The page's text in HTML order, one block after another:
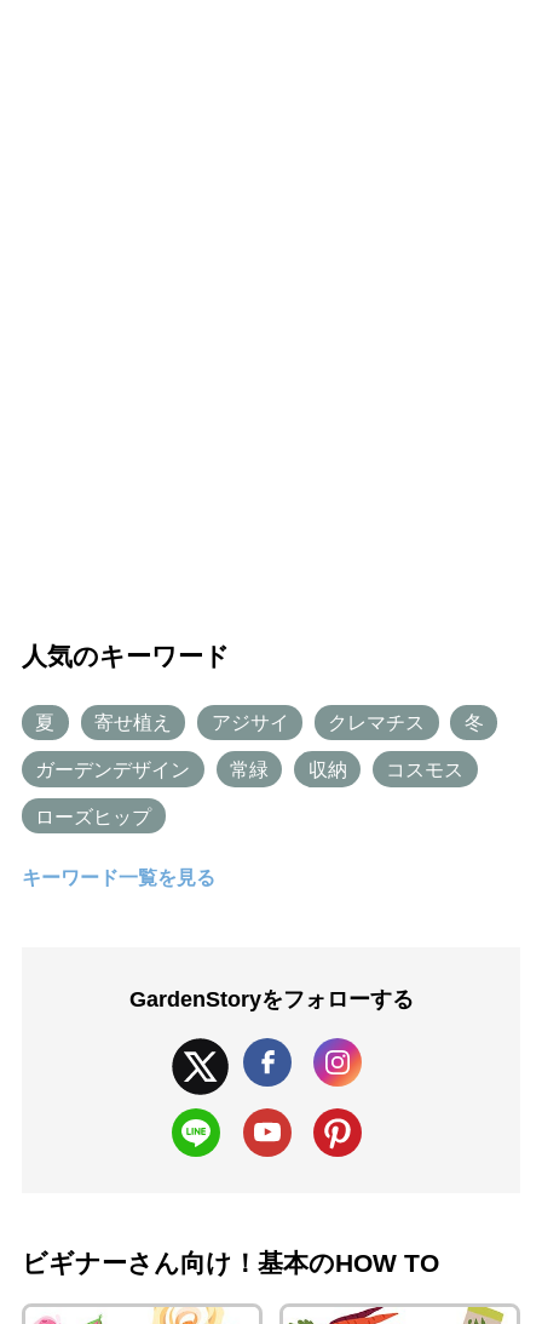
人気のキーワード
夏 寄せ植え アジサイ クレマチス 冬
ガーデンデザイン 常緑 収納 コスモス
ローズヒップ
キーワード一覧を見る
GardenStoryをフォローする
ビギナーさん向け！基本のHOW TO